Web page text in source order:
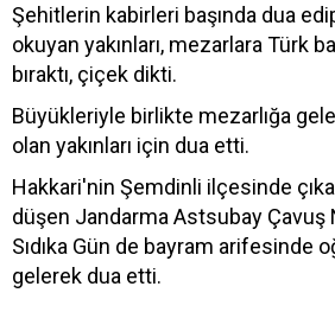
Şehitlerin kabirleri başında dua
okuyan yakınları, mezarlara Türk
bıraktı, çiçek dikti.
Büyükleriyle birlikte mezarlığa
olan yakınları için dua etti.
Hakkari'nin Şemdinli ilçesinde
düşen Jandarma Astsubay Çavuş
Sıdıka Gün de bayram arifesinde
gelerek dua etti.